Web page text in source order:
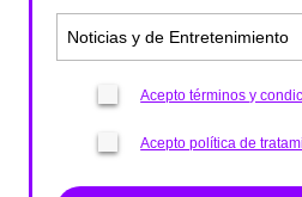
Acepto términos y
Acepto política de